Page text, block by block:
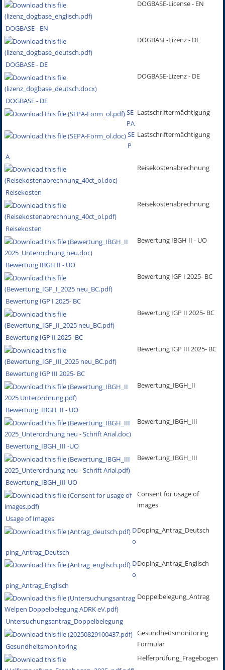
DOGBASE - EN
DOGBASE-License - EN
DOGBASE - DE
DOGBASE-Lizenz - DE
DOGBASE - DE
DOGBASE-Lizenz - DE
SE
PA
Lastschriftermächtigung
SE
P
A
Lastschriftermächtigung
Reisekosten
Reisekostenabrechnung
Reisekosten
Reisekostenabrechnung
Bewertung IBGH II - UO
Bewertung IBGH II - UO
Bewertung IGP I 2025- BC
Bewertung IGP I 2025- BC
Bewertung IGP II 2025- BC
Bewertung IGP II 2025- BC
Bewertung IGP III 2025- BC
Bewertung IGP III 2025- BC
Bewertung_IBGH_II - UO
Bewertung_IBGH_II
Bewertung_IBGH_III -UO
Bewertung_IBGH_III
Bewertung_IBGH_III-UO
Bewertung_IBGH_III
Usage of Images
Consent for usage of
images
D
o
ping_Antrag_Deutsch
Doping_Antrag_Deutsch
D
o
ping_Antrag_Englisch
Doping_Antrag_Englisch
Untersuchungsantrag_Doppelbelegung
Doppelbelegung_Antrag
Gesundheitsmonitoring
Gesundheitsmonitoring
Formular
Helferprüfung_Fragebogen